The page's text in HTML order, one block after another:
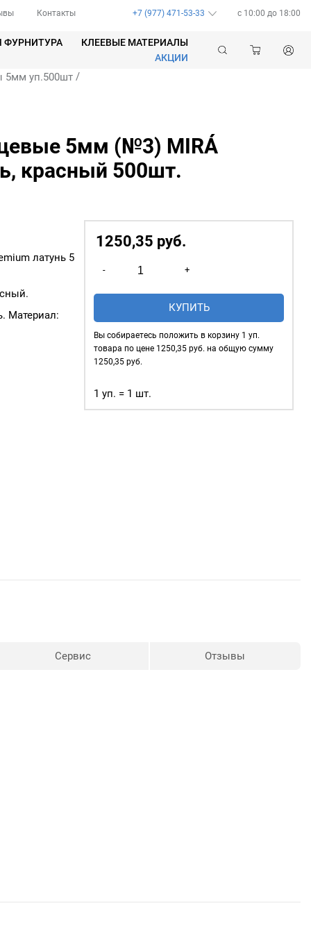
Контакты +7 (977) 471-53-33 c 10:00 до 18:00
ФУРНИТУРА
КЛЕЕВЫЕ МАТЕРИАЛЫ
АКЦИИ
5мм уп.500шт /
5мм (№3) MIRÁ
красный 500шт.
латунь 5
Материал:
1250,35 руб.
-
товара
Люверсы
(№3)
MIRÁ
латунь,
красный
+
КУПИТЬ
Вы собираетесь положить в корзину 1 уп.
товара по цене 1250,35 руб. на общую сумму
1250,35 руб.
1 уп. = 1 шт.
Сервис Отзывы